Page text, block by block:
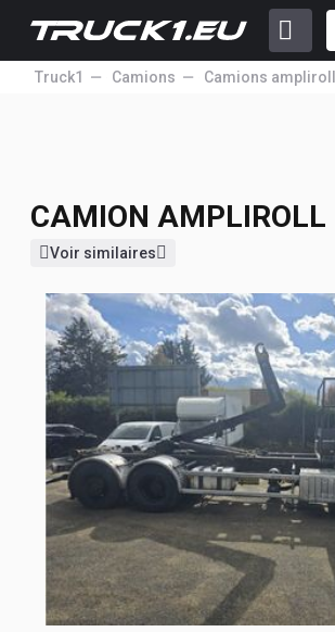
Truck1 Camions Camions ampliroll
CAMION AMPLIROLL
Voir similaires